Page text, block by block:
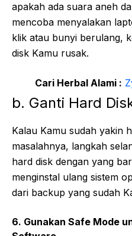
apakah ada suara aneh
mencoba menyalakan
klik atau bunyi berulang,
disk Kamu rusak.
Cari Herbal Alami :
b. Ganti Hard
Kalau Kamu sudah yakin
masalahnya, langkah
hard disk dengan yang
menginstal ulang sistem
dari backup yang sudah
6. Gunakan Safe Mode